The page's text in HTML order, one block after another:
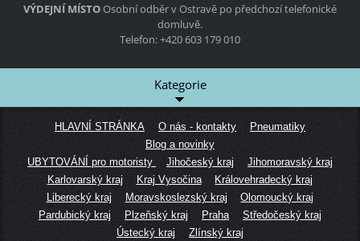
VÝDEJNÍ MÍSTOOsobní odběr v Ostravě po předchozí telefonické
domluvě.
Telefon: +420 603 179 010
Kategorie
HLAVNÍ STRÁNKA O nás - kontakty
Pneumatiky
Blog a novinky
UBYTOVÁNÍ pro motoristy
Jihočeský kraj
Jihomoravský kraj
Karlovarský kraj
Kraj Vysočina
Královehradecký kraj
Liberecký kraj
Moravskoslezský kraj
Olomoucký kraj
Pardubický kraj
Plzeňský kraj Praha
Středočeský kraj
Ústecký kraj
Zlínský kraj